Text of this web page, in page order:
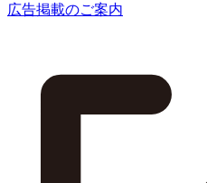
広告掲載のご案内